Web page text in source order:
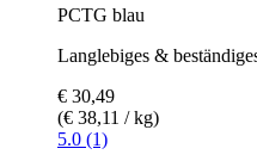
PCTG blau
Langlebiges &
€ 30,49
(€ 38,11 / kg)
5.0 (1)